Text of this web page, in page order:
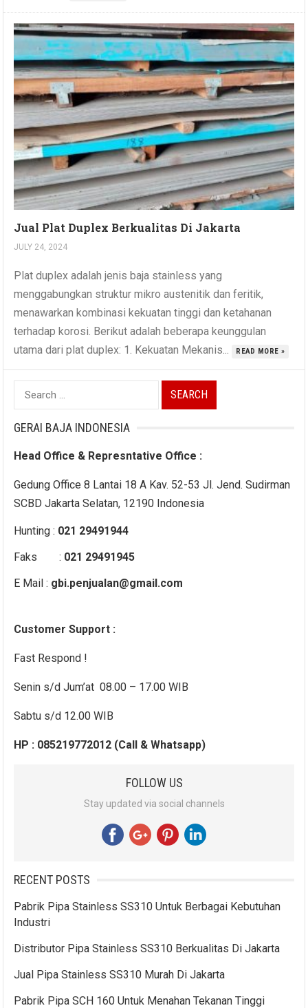
Jual Plat Duplex Berkualitas Di Jakarta
JULY 24, 2024
Plat duplex adalah jenis baja stainless yang
menggabungkan struktur mikro austenitik dan feritik,
menawarkan kombinasi kekuatan tinggi dan ketahanan
terhadap korosi. Berikut adalah beberapa keunggulan
utama dari plat duplex: 1. Kekuatan Mekanis...
READ MORE »
Search
for:
GERAI BAJA INDONESIA
Head Office & Represntative Office :
Gedung Office 8 Lantai 18 A Kav. 52-53 Jl. Jend. Sudirman
SCBD Jakarta Selatan, 12190 Indonesia
Hunting : 021 29491944
Faks : 021 29491945
E Mail : gbi.penjualan@gmail.com
Customer Support :
Fast Respond !
Senin s/d Jum’at 08.00 – 17.00 WIB
Sabtu s/d 12.00 WIB
HP : 085219772012 (Call & Whatsapp)
FOLLOW US
Stay updated via social channels
RECENT POSTS
Pabrik Pipa Stainless SS310 Untuk Berbagai Kebutuhan
Industri
Distributor Pipa Stainless SS310 Berkualitas Di Jakarta
Jual Pipa Stainless SS310 Murah Di Jakarta
Pabrik Pipa SCH 160 Untuk Menahan Tekanan Tinggi